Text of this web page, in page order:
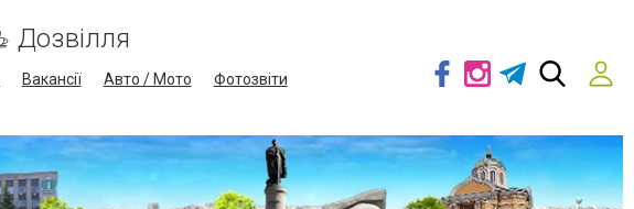
Дозвілля
Вакансії Авто / Мото
Фотозвіти